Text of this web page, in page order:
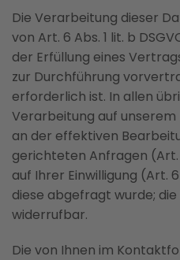
Die Verarbeitung dieser
von Art. 6 Abs. 1 lit. b
der Erfüllung eines
zur Durchführung
erforderlich ist. In allen
Verarbeitung auf
an der effektiven
gerichteten Anfragen (Art.
auf Ihrer Einwilligung (Art.
diese abgefragt wurde;
widerrufbar.
Die von Ihnen im